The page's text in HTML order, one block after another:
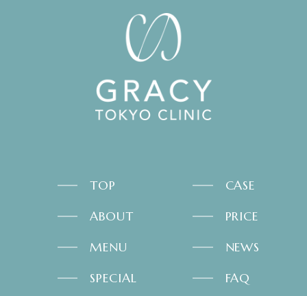
TOP
ABOUT
MENU
SPECIAL
CASE
PRICE
NEWS
FAQ